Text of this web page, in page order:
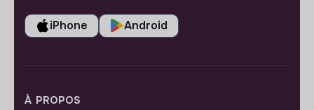
iPhone Android
À PROPOS